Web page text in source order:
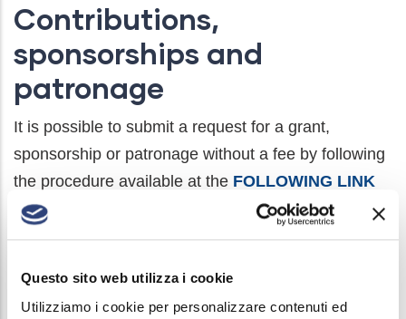
Questo sito web utilizza i cookie
Utilizziamo i cookie per personalizzare contenuti ed
Contributions,
sponsorships and
patronage
It is possible to submit a request for a grant,
sponsorship or patronage without a fee by following
the procedure available at the FOLLOWING LINK
The summary of grant acts is available at the